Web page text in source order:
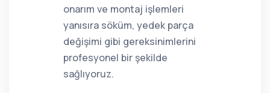
onarım ve montaj işlemleri
yanısıra söküm, yedek parça
değişimi gibi gereksinimlerini
profesyonel bir şekilde
sağlıyoruz.